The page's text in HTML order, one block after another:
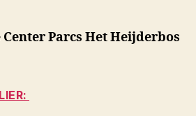
Parcs Het Heijderbos